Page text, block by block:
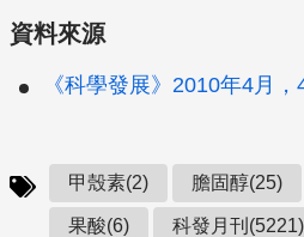
資料來源
《科學發展》2010年4月
甲殼素(2) 膽固醇(25)
果酸(6) 科發月刊(5221)